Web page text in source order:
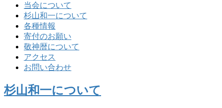
当会について
杉山和一について
各種情報
寄付のお願い
敬神暦について
アクセス
お問い合わせ
杉山和一について